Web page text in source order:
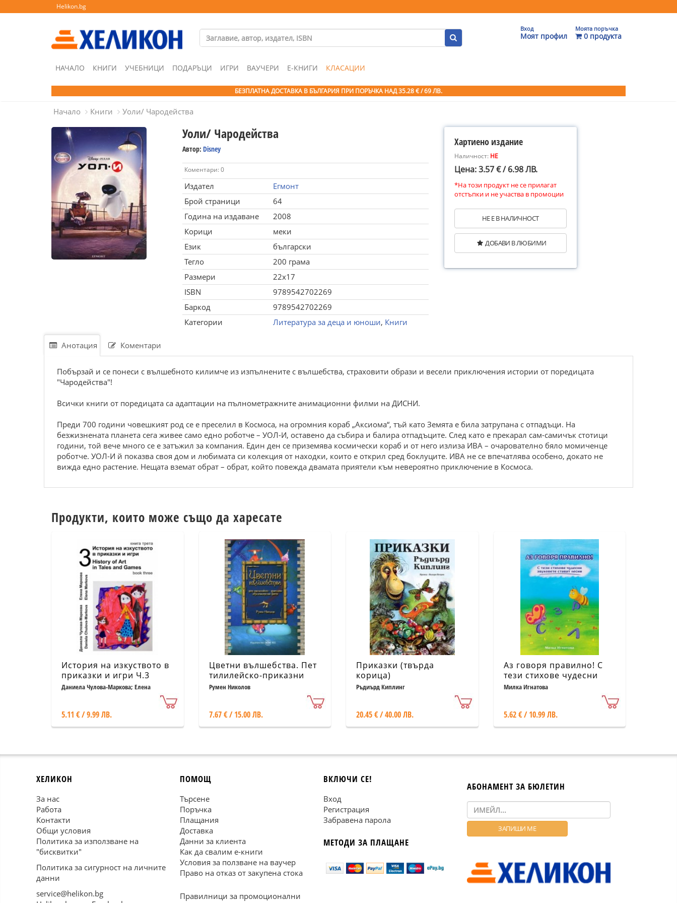
Helikon.bg
Вход
Моят профил
Моята поръчка
0 продукта
НАЧАЛО КНИГИ УЧЕБНИЦИ ПОДАРЪЦИ ИГРИ ВАУЧЕРИ Е-КНИГИ КЛАСАЦИИ
БЕЗПЛАТНА ДОСТАВКА В БЪЛГАРИЯ ПРИ ПОРЪЧКА НАД 35.28 € / 69 ЛВ.
Начало Книги Уоли/ Чародейства
Уоли/ Чародейства
Автор: Disney
Коментари: 0
Издател
Егмонт
Брой страници
64
Година на издаване
2008
Корици
меки
Език
български
Тегло
200 грама
Размери
22x17
ISBN
9789542702269
Баркод
9789542702269
Категории
Литература за деца и юноши, Книги
Хартиено издание
Наличност: НЕ
Цена: 3.57 € / 6.98 ЛВ.
*На този продукт не се прилагат
отстъпки и не участва в промоции
НЕ Е В НАЛИЧНОСТ
ДОБАВИ В ЛЮБИМИ
Анотация Коментари
Побързай и се понеси с вълшебното килимче из изпълнените с вълшебства, страховити образи и весели приключения истории от поредицата
"Чародейства"!
Всички книги от поредицата са адаптации на пълнометражните анимационни филми на ДИСНИ.
Преди 700 години човешкият род се е преселил в Космоса, на огромния кораб „Аксиома“, тъй като Земята е била затрупана с отпадъци. На
безжизнената планета сега живее само едно роботче – УОЛ-И, оставено да събира и балира отпадъците. След като е прекарал сам-самичък стотици
години, той вече много се е затъжил за компания. Един ден се приземява космически кораб и от него излиза ИВА – очарователно бяло момиченце
роботче. УОЛ-И й показва своя дом и любимата си колекция от находки, които е открил сред боклуците. ИВА не се впечатлява особено, докато не
вижда едно растение. Нещата вземат обрат – обрат, който повежда двамата приятели към невероятно приключение в Космоса.
Продукти, които може също да харесате
История на изкуството в
приказки и игри Ч.3
Даниела Чулова-Маркова; Елена
5.11 € / 9.99 ЛВ.
Цветни вълшебства. Пет
тилилейско-приказни
образователни пиеси
Румен Николов
7.67 € / 15.00 ЛВ.
Приказки (твърда
корица)
Ръдиърд Киплинг
20.45 € / 40.00 ЛВ.
Аз говоря правилно! С
тези стихове чудесни
звуковете стават лесни
Милка Игнатова
5.62 € / 10.99 ЛВ.
ХЕЛИКОН
За нас
Работа
Контакти
Общи условия
Политика за използване на
"бисквитки"
Политика за сигурност на личните
данни
service@helikon.bg
ПОМОЩ
Търсене
Поръчка
Плащания
Доставка
Данни за клиента
Как да свалим е-книги
Условия за ползване на ваучер
Право на отказ от закупена стока
Правилници за промоционални
ВКЛЮЧИ СЕ!
Вход
Регистрация
Забравена парола
МЕТОДИ ЗА ПЛАЩАНЕ
АБОНАМЕНТ ЗА БЮЛЕТИН